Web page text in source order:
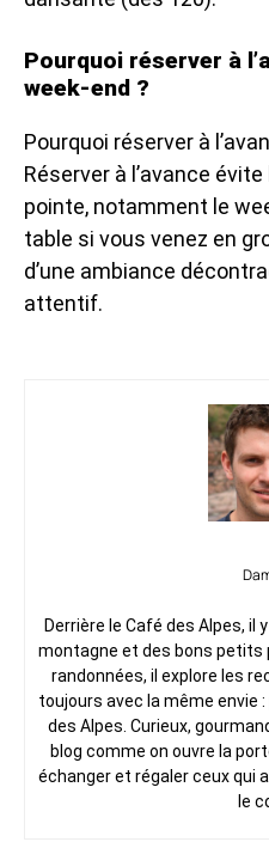
Pourquoi réserver à
week-end ?
Pourquoi réserver à
Réserver à l’avance
pointe, notamment le
table si vous venez en
d’une ambiance
attentif.
Derrière le Café des Alpes, il
montagne et des bons petits
randonnées, il explore les
toujours avec la même envie
des Alpes. Curieux,
blog comme on ouvre la
échanger et régaler ceux qui
le